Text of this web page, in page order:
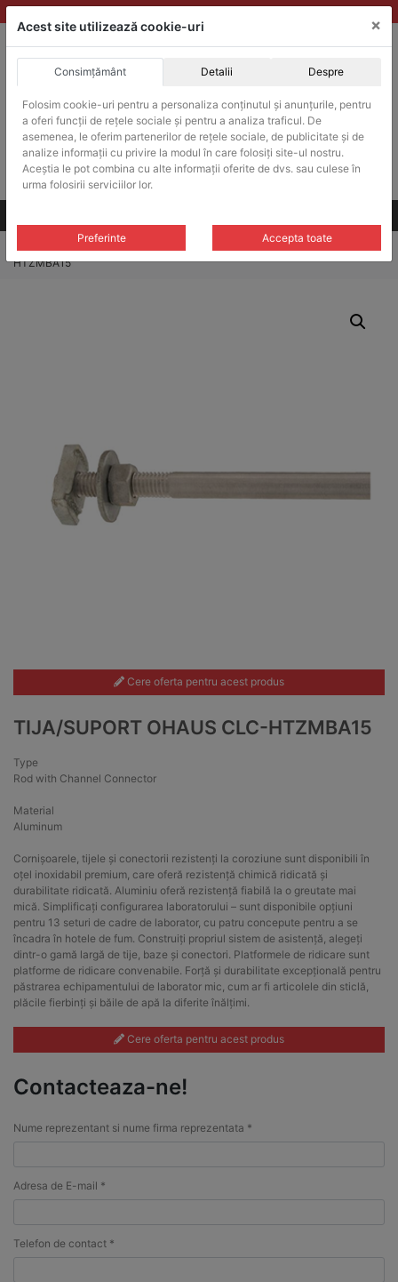
Skip
to
ACHIZITII PUBLICE
Produsele pot fi achizitionate si in sistemul SEAP / SICAP
Products
search
CAUTARE
Cere-ne oferta!
Cleme si suporturi
/ Tija/Suport Ohaus CLC-
HTZMBA15
Cere oferta pentru acest produs
TIJA/SUPORT OHAUS CLC-HTZMBA15
Type
Rod with Channel Connector
Material
Aluminum
Cornișoarele, tijele și conectorii rezistenți la coroziune sunt disponibili în
oțel inoxidabil premium, care oferă rezistență chimică ridicată și
durabilitate ridicată. Aluminiu oferă rezistență fiabilă la o greutate mai
mică. Simplificați configurarea laboratorului – sunt disponibile opțiuni
pentru 13 seturi de cadre de laborator, cu patru concepute pentru a se
încadra în hotele de fum. Construiți propriul sistem de asistență, alegeți
dintr-o gamă largă de tije, baze și conectori. Platformele de ridicare sunt
platforme de ridicare convenabile. Forță și durabilitate excepțională pentru
păstrarea echipamentului de laborator mic, cum ar fi articolele din sticlă,
plăcile fierbinți și băile de apă la diferite înălțimi.
Cere oferta pentru acest produs
Contacteaza-ne!
Nume reprezentant si nume firma reprezentata *
Adresa de E-mail *
Telefon de contact *
Acest site utilizează cookie-uri ×
Consimțământ Detalii Despre
Folosim cookie-uri pentru a personaliza conținutul și anunțurile, pentru
a oferi funcții de rețele sociale și pentru a analiza traficul. De
asemenea, le oferim partenerilor de rețele sociale, de publicitate și de
analize informații cu privire la modul în care folosiți site-ul nostru.
Aceștia le pot combina cu alte informații oferite de dvs. sau culese în
urma folosirii serviciilor lor.
Preferinte Accepta toate